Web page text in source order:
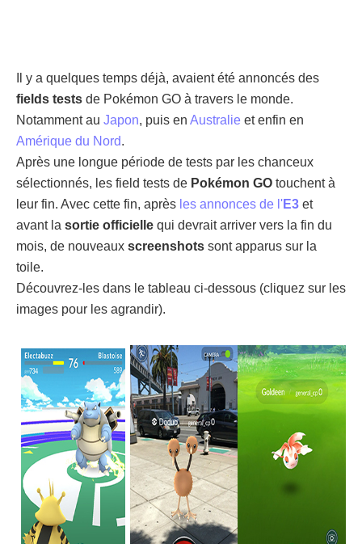
Il y a quelques temps déjà, avaient été annoncés des
fields tests de Pokémon GO à travers le monde.
Notamment au Japon, puis en Australie et enfin en
Amérique du Nord.
Après une longue période de tests par les chanceux
sélectionnés, les field tests de Pokémon GO touchent à
leur fin. Avec cette fin, après les annonces de l'E3 et
avant la sortie officielle qui devrait arriver vers la fin du
mois, de nouveaux screenshots sont apparus sur la
toile.
Découvrez-les dans le tableau ci-dessous (cliquez sur les
images pour les agrandir).